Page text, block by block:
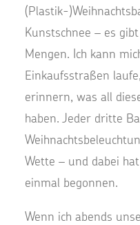
(Plastik-
Kunstschnee – es
Mengen. Ich kann
Einkaufsstraßen
erinnern, was all
haben. Jeder dritte
Wette – und dabei
einmal begonnen.
Wenn ich abends